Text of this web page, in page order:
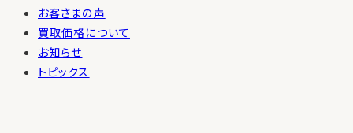
お客さまの声
買取価格について
お知らせ
トピックス